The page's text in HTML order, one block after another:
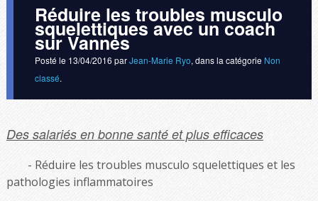
Réduire les troubles musculo
squelettiques avec un coach
sur Vannes
Posté le 13/04/2016 parJean-Marie Ryo, dans la catégorie Non
classé.
Des salariés en bonne santé et plus efficaces
Réduire les troubles musculo squelettiques et les
pathologies inflammatoires